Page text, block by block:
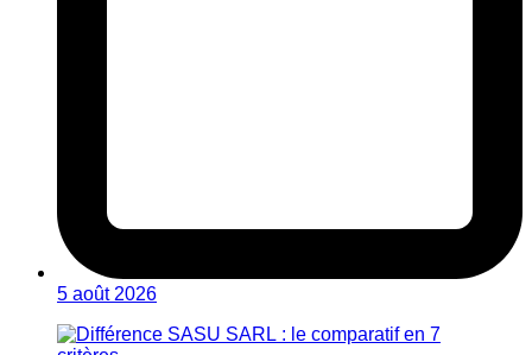
5 août 2026